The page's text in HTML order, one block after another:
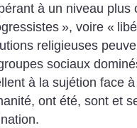
à un niveau
», voire «
religieuses
sociaux
à la sujétion face
ont été, sont et